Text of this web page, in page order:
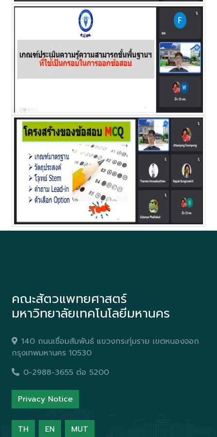
คณะสัตวแพทยศาสตร์
มหาวิทยาลัยเทคโนโลยีมหานคร
140 ถนนเชื่อมสัมพันธ์ แขวงกระทุ่มราย เขตหนองจอก
กรุงเทพมหานคร 10530
0-2988-3655 ต่อ 5200
Privacy Notice
TH EN MUT